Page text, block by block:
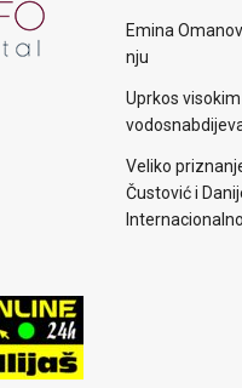
Emina
nju
Uprkos
Veliko
Čustović i